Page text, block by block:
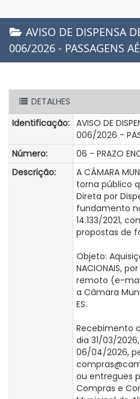
AVISO DE DISPENSA
006/2026 - PASSAGENS
DETALHES
Identificação: AVISO DE
006/2026 -
Número:
06 - PRAZO
Descrição:
A CÂMARA
torna público
Direta por
fundamento
14.133/2021,
propostas de
Objeto:
NACIONAIS,
remoto (e-
a Câmara
ES.
Recebimento
dia 31/03/
06/04/2026,
ou entregues
Compras e